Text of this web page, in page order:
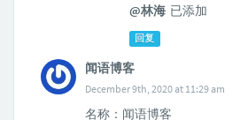
@林海 已添加
回复
闻语博客
December 9th, 2020 at 11:29 am
名称：闻语博客